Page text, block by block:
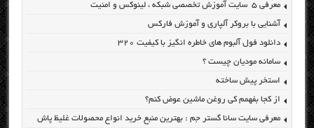
معرفی ۵ سایت آموزش تخصصی شبکه ، لینوکس و امنیت
آشنایی با بروکر آلپاری و آموزش فارکس
دانلود فول آلبوم های خاطره انگیز با کیفیت ۳۲۰
سامانه مودیان چیست ؟
استخر پیش ساخته
از کجا بفهمم کی روغن ماشین عوض کنم؟
معرفی سایت سانا گستر جم : بهترین منبع خرید انواع محصولات غلیظ پاش